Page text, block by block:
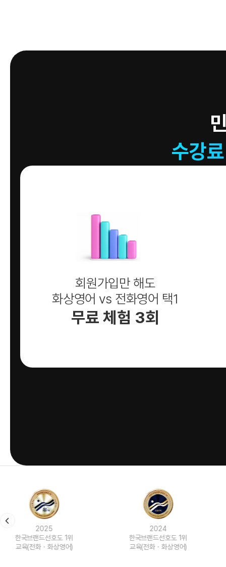
수강
회원가입만 해도
화상영어 vs 전화영어 택1
무료 체험 3회
2024
한국브랜드선호도 1위
교육(전화ㆍ화상영어)
2023
한국브랜드선호도 1위
교육(전화ㆍ화상영어)